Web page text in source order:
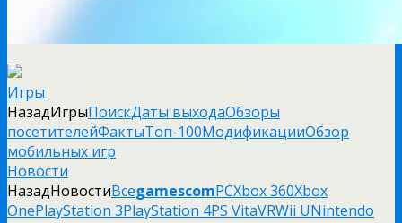
Игры
НазадИгрыПоискДаты выходаОбзоры
посетителейФактыТоп-100МодификацииОбзор
мобильных игр
Новости
НазадНовостиВсеgamescomPCXbox 360Xbox
OnePlayStation 3PlayStation 4PS VitaVRWii UNintendo